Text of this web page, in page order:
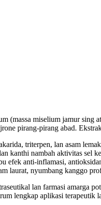
(massa miselium jamur
pirang-pirang abad.
triterpen, lan asam
kanthi nambah aktivitas
efek anti-inflamasi,
laurat, nyumbang kanggo
lan farmasi amarga
lengkap aplikasi terapeutik